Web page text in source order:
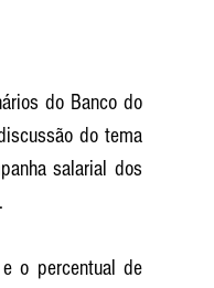
do Banco do
do tema
salarial dos
o percentual de